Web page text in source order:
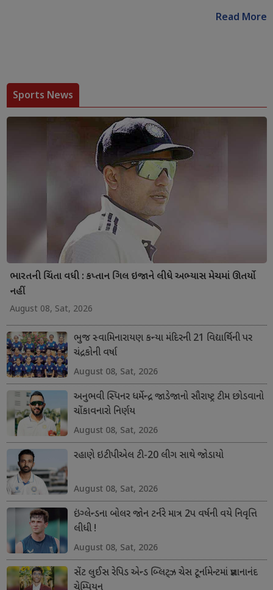
Read More
Sports News
ભારતની ચિંતા વધી : કપ્તાન ગિલ ઇજાને લીધે અભ્યાસ મેચમાં ઊતર્યો
નહીં
August 08, Sat, 2026
ભુજ સ્વામિનારાયણ કન્યા મંદિરની 21 વિદ્યાર્થિની પર
ચંદ્રકોની વર્ષા
August 08, Sat, 2026
અનુભવી સ્પિનર ધર્મેન્દ્ર જાડેજાનો સૌરાષ્ટ્ર ટીમ છોડવાનો
ચોંકાવનારો નિર્ણય
August 08, Sat, 2026
રહાણે ઇટીપીએલ ટી-20 લીગ સાથે જોડાયો
August 08, Sat, 2026
ઇંગ્લેન્ડના બોલર જોન ટર્નરે માત્ર 2પ વર્ષની વયે નિવૃત્તિ
લીધી !
August 08, Sat, 2026
સેંટ લુઈસ રેપિડ એન્ડ બ્લિટ્ઝ ચેસ ટૂર્નામેન્ટમાં પ્રજ્ઞાનાનંદ